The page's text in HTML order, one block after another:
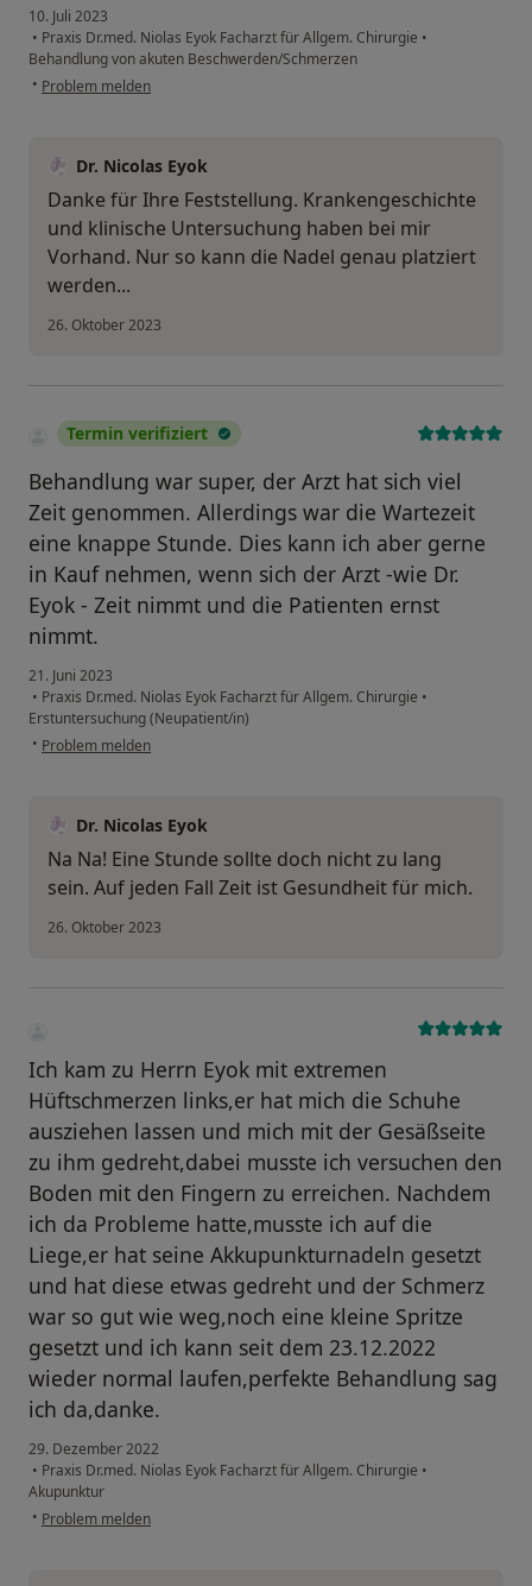
10. Juli 2023
• Praxis Dr.med. Niolas Eyok Facharzt für Allgem. Chirurgie •
Behandlung von akuten Beschwerden/Schmerzen
• Problem melden
Dr. Nicolas Eyok
Danke für Ihre Feststellung. Krankengeschichte
und klinische Untersuchung haben bei mir
Vorhand. Nur so kann die Nadel genau platziert
werden...
26. Oktober 2023
Termin verifiziert
Behandlung war super, der Arzt hat sich viel
Zeit genommen. Allerdings war die Wartezeit
eine knappe Stunde. Dies kann ich aber gerne
in Kauf nehmen, wenn sich der Arzt -wie Dr.
Eyok - Zeit nimmt und die Patienten ernst
nimmt.
21. Juni 2023
• Praxis Dr.med. Niolas Eyok Facharzt für Allgem. Chirurgie •
Erstuntersuchung (Neupatient/in)
• Problem melden
Dr. Nicolas Eyok
Na Na! Eine Stunde sollte doch nicht zu lang
sein. Auf jeden Fall Zeit ist Gesundheit für mich.
26. Oktober 2023
Ich kam zu Herrn Eyok mit extremen
Hüftschmerzen links,er hat mich die Schuhe
ausziehen lassen und mich mit der Gesäßseite
zu ihm gedreht,dabei musste ich versuchen den
Boden mit den Fingern zu erreichen. Nachdem
ich da Probleme hatte,musste ich auf die
Liege,er hat seine Akkupunkturnadeln gesetzt
und hat diese etwas gedreht und der Schmerz
war so gut wie weg,noch eine kleine Spritze
gesetzt und ich kann seit dem 23.12.2022
wieder normal laufen,perfekte Behandlung sag
ich da,danke.
29. Dezember 2022
• Praxis Dr.med. Niolas Eyok Facharzt für Allgem. Chirurgie •
Akupunktur
• Problem melden